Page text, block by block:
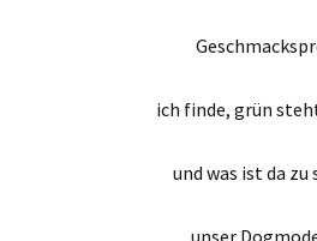
ich finde, grün
und was ist da zu
unser